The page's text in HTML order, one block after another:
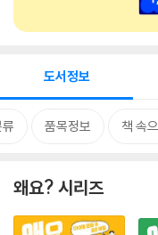
도서정보
품목정보 책 속
왜요? 시리즈